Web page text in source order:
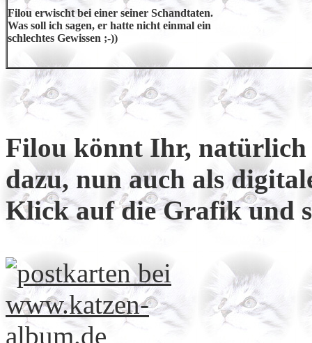
Filou erwischt bei einer seiner Schandtaten.
Was soll ich sagen, er hatte nicht einmal ein
schlechtes Gewissen ;-))
Filou könnt Ihr, natürlich
dazu, nun auch als
Klick auf die Grafik und